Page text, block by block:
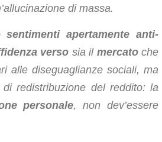
di massa.
sentimenti apertamente anti-
verso sia il mercatoche
alle diseguaglianze sociali, ma
redistribuzione del reddito: la
personale, non dev’essere